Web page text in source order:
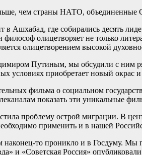
чем страны НАТО,
Ашхабад, где собирались десять
олицетворяет не только
олицетворением высокой
Путиным, мы обсудили с ним
условиях приобретает новый
фильма о социальном
показать эти уникальные
проблему острой миграции. В
применить и в нашей
то проникло и в Госдуму.
и «Советская Россия»